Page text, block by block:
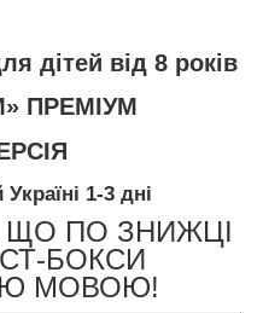
дітей від 8 років
ПРЕМІУМ
1-3 дні
ЩО ПО ЗНИЖЦІ
БОКСИ
МОВОЮ!